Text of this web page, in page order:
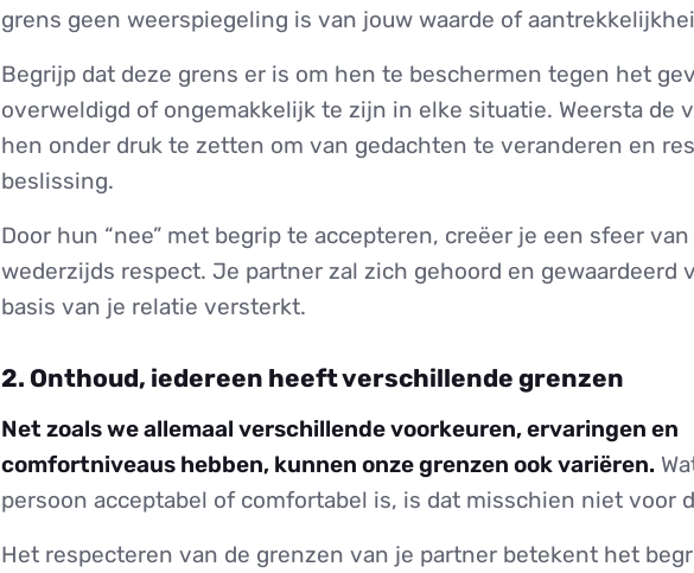
grens geen weerspiegeling is van jouw waarde of
Begrijp dat deze grens er is om hen te beschermen tegen het
overweldigd of ongemakkelijk te zijn in elke situatie. Weersta de
hen onder druk te zetten om van gedachten te veranderen en
beslissing.
Door hun “nee” met begrip te accepteren, creëer je een sfeer
wederzijds respect. Je partner zal zich gehoord en gewaardeerd
basis van je relatie versterkt.
2. Onthoud, iedereen heeft verschillende grenzen
Net zoals we allemaal verschillende voorkeuren, ervaringen en
comfortniveaus hebben, kunnen onze grenzen ook variëren.
persoon acceptabel of comfortabel is, is dat misschien niet voor
Het respecteren van de grenzen van je partner betekent het